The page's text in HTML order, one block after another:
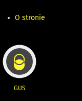
O stronie
GUS